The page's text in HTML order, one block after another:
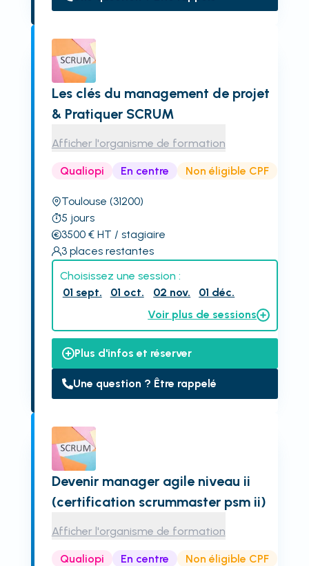
Les clés du management de projet
& Pratiquer SCRUM
Afficher l'organisme de formation
Qualiopi En centre Non éligible CPF
Toulouse (31200)
5 jours
3500€ HT / stagiaire
3 places restantes
Choisissez une session :
01 sept.
01 oct. 02 nov.
01 déc.
Voir plus de sessions
Plus d'infos et réserver
Une question ? Être rappelé
Devenir manager agile niveau ii
(certification scrummaster psm ii)
Afficher l'organisme de formation
Qualiopi En centre Non éligible CPF